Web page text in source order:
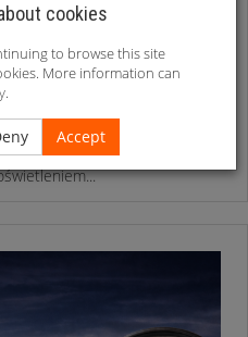
aby klienci zaczęli szukać
basenem i
temperatur
akcesoriami
cookies
to browse this site
More information can
.
Accept